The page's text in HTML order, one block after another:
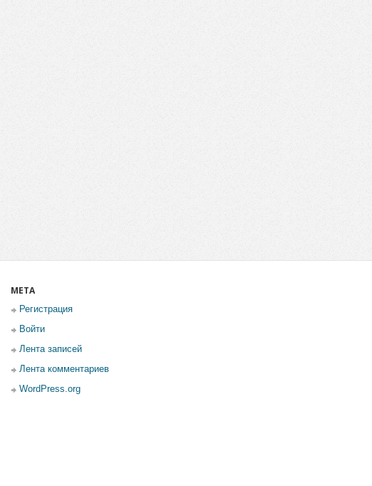
МЕТА
Регистрация
Войти
Лента записей
Лента комментариев
WordPress.org